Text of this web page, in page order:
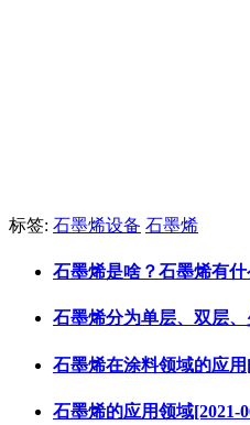
标签: 石墨烯设备 石墨烯
石墨烯是啥？石墨烯有
石墨烯分为单层、双层
石墨烯在涂料领域的应用
石墨烯的应用领域[2021-